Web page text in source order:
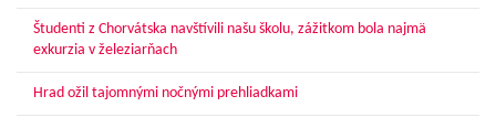
Študenti z Chorvátska navštívili našu školu, zážitkom bola najmä
exkurzia v železiarňach
Hrad ožil tajomnými nočnými prehliadkami